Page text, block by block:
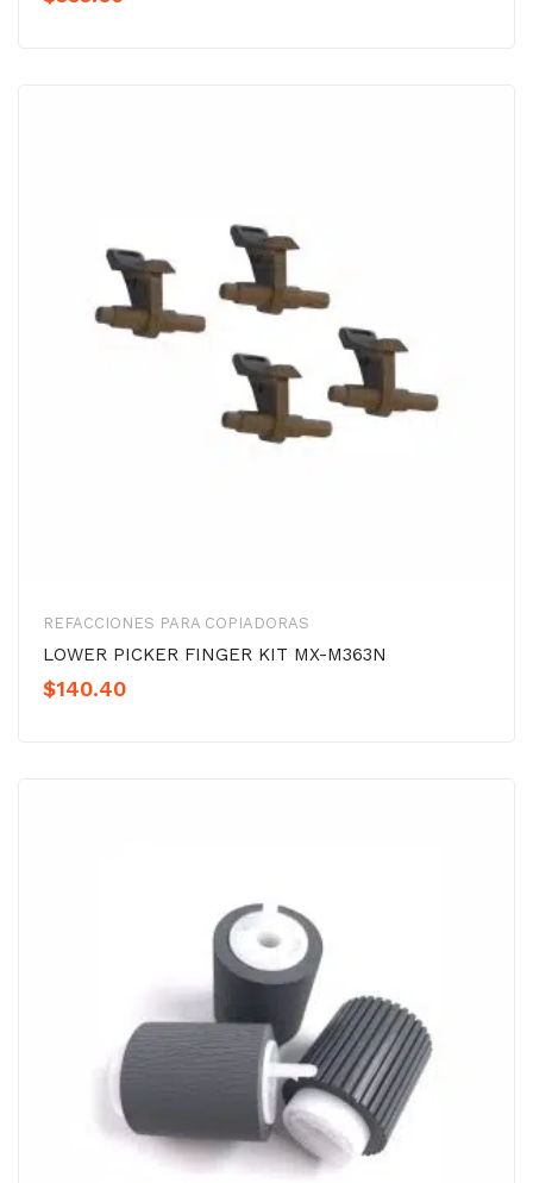
REFACCIONES PARA COPIADORAS
LOWER PICKER FINGER KIT MX-M363N
$140.40